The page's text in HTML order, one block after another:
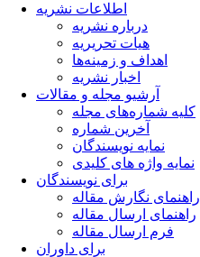
اطلاعات نشریه
درباره نشریه
هیات تحریریه
اهداف و زمینه‌ها
اخبار نشریه
آرشیو مجله و مقالات
کلیه شماره‌های مجله
آخرین شماره
نمایه نویسندگان
نمایه واژه های کلیدی
برای نویسندگان
راهنمای نگارش مقاله
راهنمای ارسال مقاله
فرم ارسال مقاله
برای داوران